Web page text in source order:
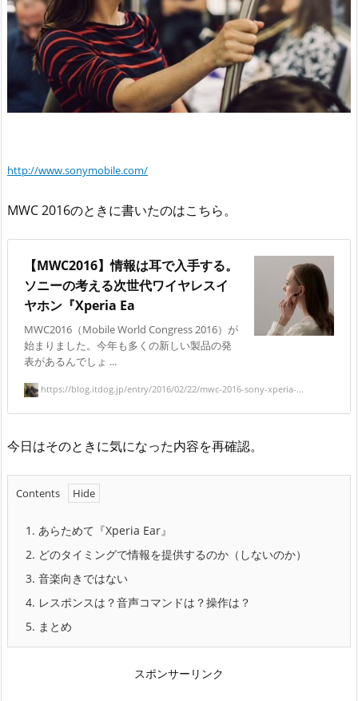
http://www.sonymobile.com/
MWC 2016のときに書いたのはこちら。
【MWC2016】情報は耳で入手する。
ソニーの考える次世代ワイヤレスイ
ヤホン『Xperia Ea
MWC2016（Mobile World Congress 2016）が
始まりました。今年も多くの新しい製品の発
表があるんでしょ ...
https://blog.itdog.jp/entry/2016/02/22/mwc-2016-sony-xperia-...
今日はそのときに気になった内容を再確認。
Contents
1. あらためて『Xperia Ear』
2. どのタイミングで情報を提供するのか（しないのか）
3. 音楽向きではない
4. レスポンスは？音声コマンドは？操作は？
5. まとめ
スポンサーリンク